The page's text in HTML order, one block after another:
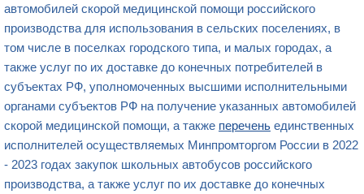
автомобилей скорой медицинской помощи российского
производства для использования в сельских поселениях, в
том числе в поселках городского типа, и малых городах, а
также услуг по их доставке до конечных потребителей в
субъектах РФ, уполномоченных высшими исполнительными
органами субъектов РФ на получение указанных автомобилей
скорой медицинской помощи, а также перечень единственных
исполнителей осуществляемых Минпромторгом России в 2022
- 2023 годах закупок школьных автобусов российского
производства, а также услуг по их доставке до конечных